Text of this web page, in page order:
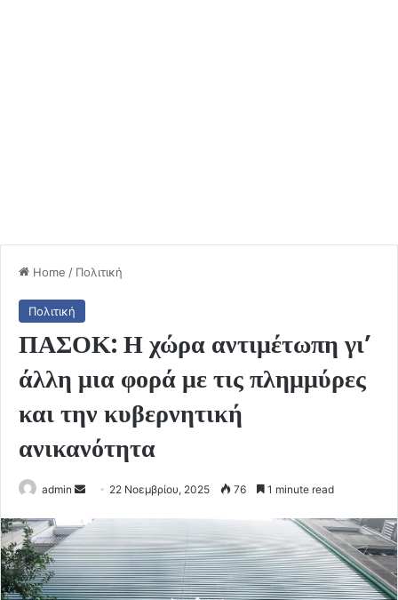
Home / Πολιτική
Πολιτική
ΠΑΣΟΚ: Η χώρα αντιμέτωπη γι’
άλλη μια φορά με τις πλημμύρες
και την κυβερνητική
ανικανότητα
admin
Send
email
22 Νοεμβρίου, 2025 76 1 minute read